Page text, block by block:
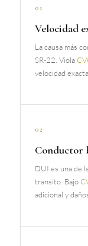
01
Velocidad
La causa más
SR-22. Viola
velocidad
02
Conductor
DUI es una de
transito. Bajo
adicional y